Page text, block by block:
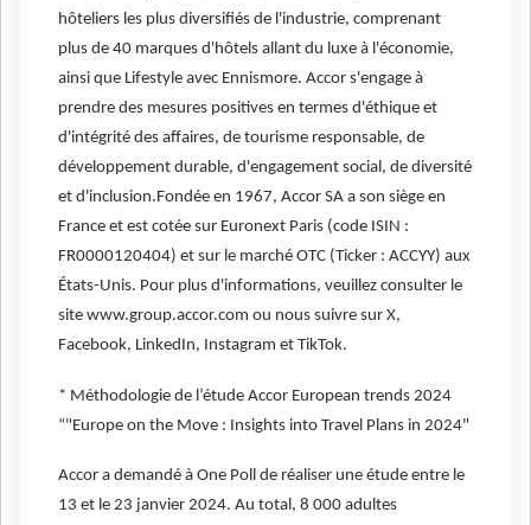
hôteliers les plus diversifiés de l'industrie, comprenant
plus de 40 marques d'hôtels allant du luxe à l'économie,
ainsi que Lifestyle avec Ennismore. Accor s'engage à
prendre des mesures positives en termes d'éthique et
d'intégrité des affaires, de tourisme responsable, de
développement durable, d'engagement social, de diversité
et d'inclusion.Fondée en 1967, Accor SA a son siège en
France et est cotée sur Euronext Paris (code ISIN :
FR0000120404) et sur le marché OTC (Ticker : ACCYY) aux
États-Unis. Pour plus d'informations, veuillez consulter le
site www.group.accor.com ou nous suivre sur X,
Facebook, LinkedIn, Instagram et TikTok.
* Méthodologie de l’étude Accor European trends 2024
“"Europe on the Move : Insights into Travel Plans in 2024"
Accor a demandé à One Poll de réaliser une étude entre le
13 et le 23 janvier 2024. Au total, 8 000 adultes